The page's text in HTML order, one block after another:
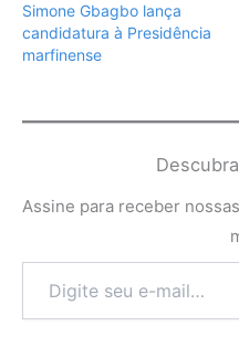
Simone Gbagbo lança
candidatura à Presidência
marfinense
Assine para receber
e-